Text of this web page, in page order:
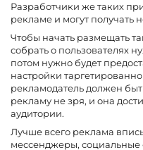
Разработчики же таких
рекламе и могут получать
Чтобы начать размещать
собрать о пользователях
потом нужно будет
настройки
рекламодатель должен
рекламу не зря, и она
аудитории.
Лучше всего реклама
мессенджеры, социальные